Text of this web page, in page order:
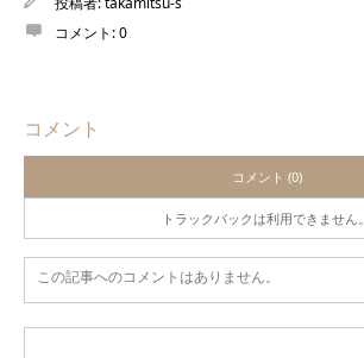
コメント:0
コメント
コメント (0)
トラックバックは利用できません。
この記事へのコメントはありません。